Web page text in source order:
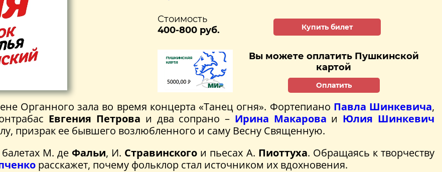
Стоимость
400-800 руб.
Купить билет
Вы можете оплатить Пушкинской
картой
Оплатить
Органного зала во время концерта «Танец огня». Фортепиано Павла Шинкевича,
Евгения Петрова и два сопрано – Ирина Макарова и Юлия Шинкевич
призрак ее бывшего возлюбленного и саму Весну Священную.
балетах М. де Фальи, И. Стравинского и пьесах А. Пиоттуха. Обращаясь к творчеству
расскажет, почему фольклор стал источником их вдохновения.